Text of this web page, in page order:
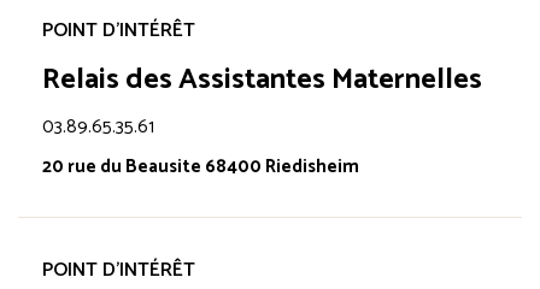
POINT D'INTÉRÊT
Relais des Assistantes Maternelles
03.89.65.35.61
20 rue du Beausite 68400 Riedisheim
POINT D'INTÉRÊT